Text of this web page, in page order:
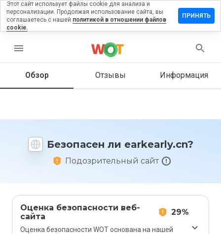
menu
Обзор Отзывы Информация
Безопасен ли earkearly.cn?
Подозрительный сайт
Оценка безопасности веб-
сайта
29%
Оценка безопасности WOT основана на нашей
на
Как бы
этот
1 до 5?
Этот сайт использует файлы cookie для анализа и
персонализации. Продолжая использование сайта, вы
соглашаетесь с нашей политикой в отношении файлов
cookie.
ПРИНЯТЬ